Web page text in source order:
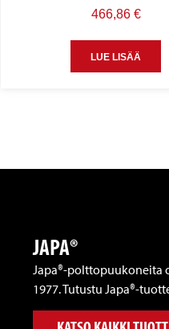
466,86 €
LUE LISÄÄ
JAPA®
Japa®-polttopuukoneita
1977. Tutustu Japa®-